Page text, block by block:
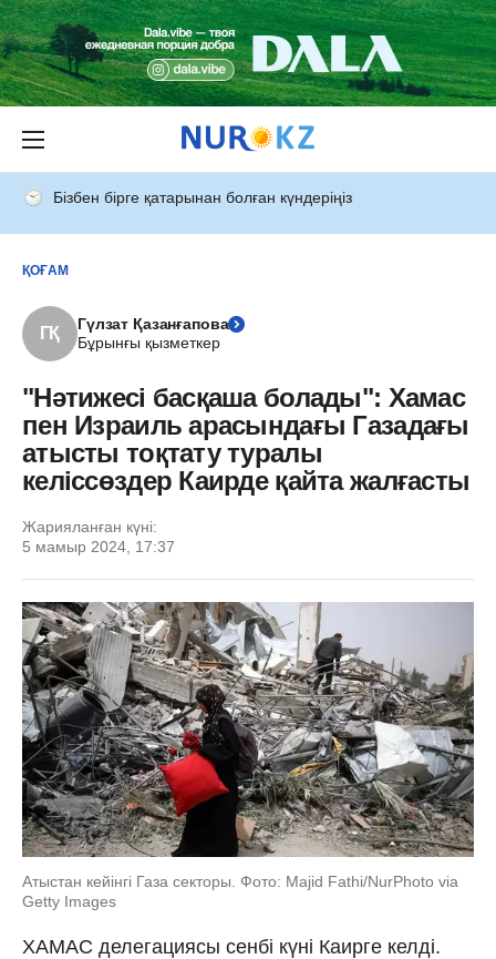
Бізбен бірге қатарынан болған күндеріңіз
ҚОҒАМ
ГҚ
Гүлзат Қазанғапова
Бұрынғы қызметкер
"Нәтижесі басқаша болады": Хамас
пен Израиль арасындағы Газадағы
атысты тоқтату туралы
келіссөздер Каирде қайта жалғасты
Жарияланған күні:
5 мамыр 2024, 17:37
Атыстан кейінгі Газа секторы. Фото: Majid Fathi/NurPhoto via
Getty Images
ХАМАС делегациясы сенбі күні Каирге келді.